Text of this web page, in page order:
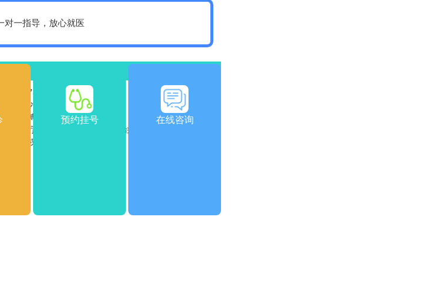
对一指导，放心就医
话：0731-85532120
省长沙市雨花区车站南715号
长沙博润白癜风医院版权所有
及医疗依据，服用药物或进行治疗时请遵医嘱。如有
涉及版权问题，请与我们联系。
预约挂号 在线咨询